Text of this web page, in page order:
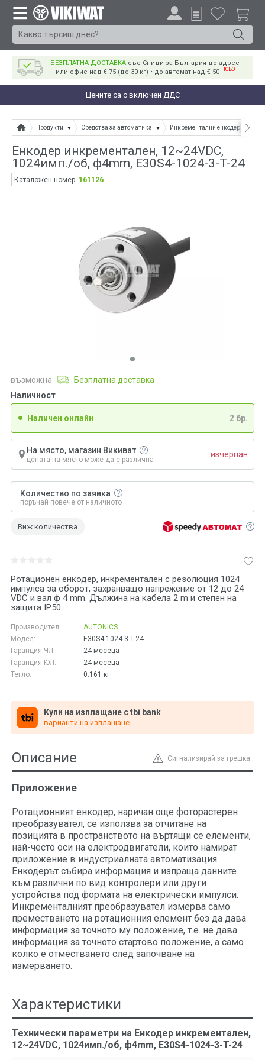
БЕЗПЛАТНА ДОСТАВКА със Спиди за България до адрес
или офис над € 75 (до 30 кг) • до автомат над € 50 НОВО
Цените са с включен ДДС
Продукти Средства за автоматика Инкрементални енкодери
Енкодер инкрементален, 12~24VDC,
1024имп./об, ф4mm, E30S4-1024-3-T-24
Ротационен енкодер, инкрементален с резолюция 1024
импулса за оборот, захранващо напрежение от 12 до 24
VDC и вал ф 4 mm. Дължина на кабела 2 m и степен на
защита IP50.
Производител:
AUTONICS
Модел:
E30S4-1024-3-T-24
Гаранция ЧЛ:
24 месеца
Гаранция ЮЛ:
24 месеца
Тегло:
0.161 кг
Купи на изплащане с tbi bank
варианти на изплащане
възможна
Безплатна доставка
Наличност
Наличен онлайн 2 бр.
На място, магазин Викиват
цената на място може да е различна
изчерпан
Количество по заявка
поръчай повече от наличното
Виж количества
Каталожен номер: 161126
Сигнализирай за грешка
Описание
Приложение
Ротационният енкодер, наричан още фоторастерен
преобразувател, се използва за отчитане на
позицията в пространството на въртящи се елементи,
най-често оси на електродвигатели, които намират
приложение в индустриалната автоматизация.
Енкодерът събира информация и изпраща данните
към различни по вид контролери или други
устройства под формата на електрически импулси.
Инкременталният преобразувател измерва само
преместването на ротационния елемент без да дава
информация за точното му положение, т.е. не дава
информация за точното стартово положение, а само
колко е отместването след започване на
измерването.
Характеристики
Технически параметри на Енкодер инкрементален,
12~24VDC, 1024имп./об, ф4mm, E30S4-1024-3-T-24